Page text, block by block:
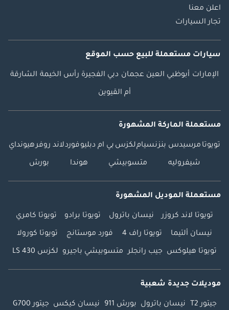
اعلن معنا
تجار السيارات
سيارات مستعملة للبيع حسب الموقع
الإمارات أبوظبي العين عجمان دبي الفجيرة رأس الخيمة الشارقة
أم القيوين
مستعملة الماركة المشهورة
تويوتا مرسيدس بنزنسياملكزس بي ام دبليوفوردلاند روفرهيونداي
شيفروليه متسوبيشي هوندا بورش
مستعملة الموديل المشهورة
تويوتا لاند كروزر نيسان باترول تويوتا برادو تويوتا كامري
نيسان ألتيما تويوتا راف 4 فورد موستانج تويوتا كورولا
تويوتا هيلوكس جيب رانجلر متسوبيشي باجيرو لكزس LS 430
موديلات جديدة شعبية
جيتور T2 نيسان باترول بورش 911 نيسان كيكس جيتور G700